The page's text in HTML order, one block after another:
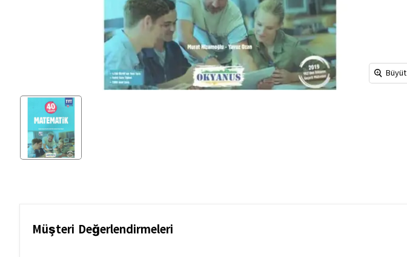
Büyüt
Müşteri Değerlendirmeleri